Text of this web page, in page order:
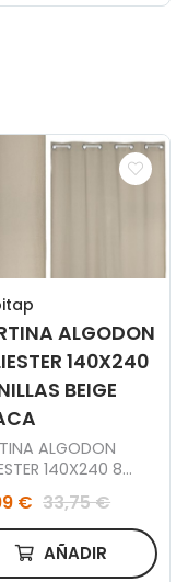
ALGODON
140X240
BEIGE
ALGODON
140X240 8
BEIGE
€ 33,75 €
AÑADIR